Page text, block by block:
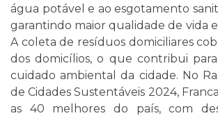
água potável e ao esgotamento
garantindo maior qualidade de vida
A coleta de resíduos domiciliares
dos domicílios, o que contribui
cuidado ambiental da cidade. No
de Cidades Sustentáveis 2024,
as 40 melhores do país, com